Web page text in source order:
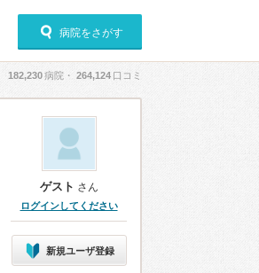
病院をさがす
182,230病院・ 264,124 口コミ
ゲスト さん
ログインしてください
新規ユーザ登録